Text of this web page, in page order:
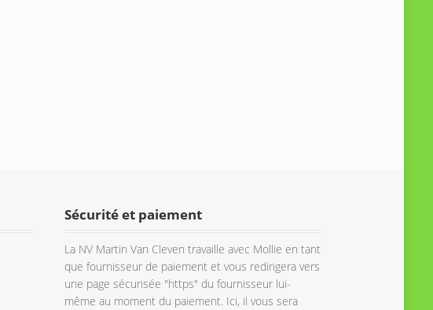
Sécurité et paiement
La NV Martin Van Cleven travaille avec Mollie en tant
que fournisseur de paiement et vous redirigera vers
une page sécurisée "https" du fournisseur lui-
même au moment du paiement. Ici, il vous sera